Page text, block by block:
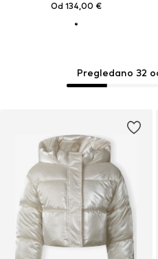
Od 134,00 €
Pregledano 32